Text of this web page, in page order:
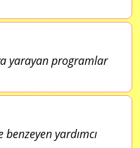
yarayan programlar
yardımcı